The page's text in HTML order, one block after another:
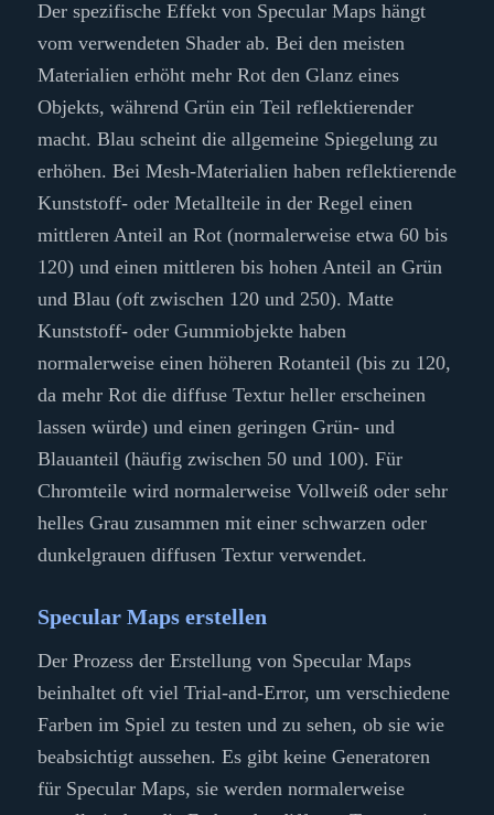
Der spezifische Effekt von Specular Maps hängt
vom verwendeten Shader ab. Bei den meisten
Materialien erhöht mehr Rot den Glanz eines
Objekts, während Grün ein Teil reflektierender
macht. Blau scheint die allgemeine Spiegelung zu
erhöhen. Bei Mesh-Materialien haben reflektierende
Kunststoff- oder Metallteile in der Regel einen
mittleren Anteil an Rot (normalerweise etwa 60 bis
120) und einen mittleren bis hohen Anteil an Grün
und Blau (oft zwischen 120 und 250). Matte
Kunststoff- oder Gummiobjekte haben
normalerweise einen höheren Rotanteil (bis zu 120,
da mehr Rot die diffuse Textur heller erscheinen
lassen würde) und einen geringen Grün- und
Blauanteil (häufig zwischen 50 und 100). Für
Chromteile wird normalerweise Vollweiß oder sehr
helles Grau zusammen mit einer schwarzen oder
dunkelgrauen diffusen Textur verwendet.
Specular Maps erstellen
Der Prozess der Erstellung von Specular Maps
beinhaltet oft viel Trial-and-Error, um verschiedene
Farben im Spiel zu testen und zu sehen, ob sie wie
beabsichtigt aussehen. Es gibt keine Generatoren
für Specular Maps, sie werden normalerweise